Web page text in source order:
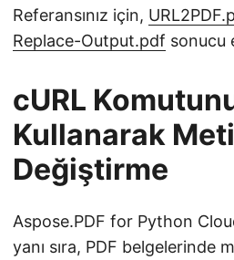
Referansınız için,
Replace-Output.pdf sonucu
cURL
Kullanarak
Değiştirme
Aspose.PDF for Python
yanı sıra, PDF belgelerinde